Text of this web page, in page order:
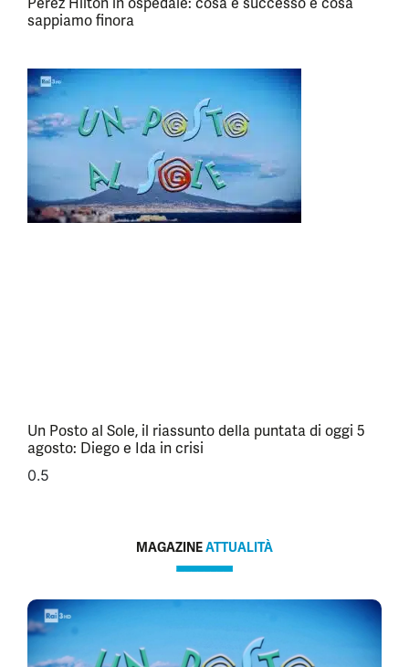
sappiamo finora
Un Posto al Sole, il riassunto della puntata di oggi 5
agosto: Diego e Ida in crisi
MAGAZINEATTUALITÀ